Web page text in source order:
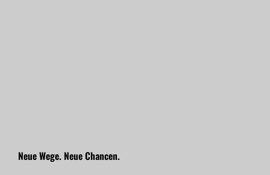
Neue Wege. Neue Chancen.